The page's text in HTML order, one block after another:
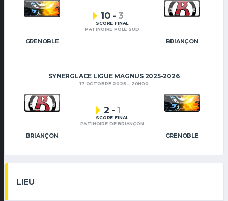
GRENOBLE BRIANÇON
10 - 3
SCORE FINAL
PATINOIRE PÔLE SUD
SYNERGLACE LIGUE MAGNUS 2025-2026
17 OCTOBRE 2025 20H00
BRIANÇON GRENOBLE
2 -1
SCORE FINAL
PATINOIRE DE BRIANÇON
LIEU